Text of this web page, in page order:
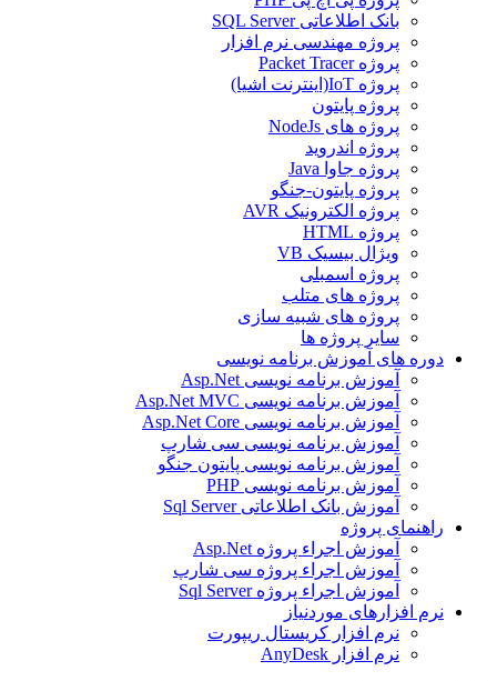
بانک اطلاعاتی SQL Server
پروژه مهندسی نرم افزار
پروژه Packet Tracer
پروژه IoT(اینترنت اشیا)
پروژه پایتون
پروژه های NodeJs
پروژه اندروید
پروژه جاوا Java
پروژه پایتون-جنگو
پروژه الکترونیک AVR
پروژه HTML
ویژال بیسیک VB
پروژه اسمبلی
پروژه های متلب
پروژه های شبیه سازی
سایر پروژه ها
دوره های آموزش برنامه نویسی
آموزش برنامه نویسی Asp.Net
آموزش برنامه نویسی Asp.Net MVC
آموزش برنامه نویسی Asp.Net Core
آموزش برنامه نویسی سی شارپ
آموزش برنامه نویسی پایتون جنگو
آموزش برنامه نویسی PHP
آموزش بانک اطلاعاتی Sql Server
راهنمای پروژه
آموزش اجراء پروژه Asp.Net
آموزش اجراء پروژه سی شارپ
آموزش اجراء پروژه Sql Server
نرم افزارهای موردنیاز
نرم افزار کریستال ریپورت
نرم افزار AnyDesk